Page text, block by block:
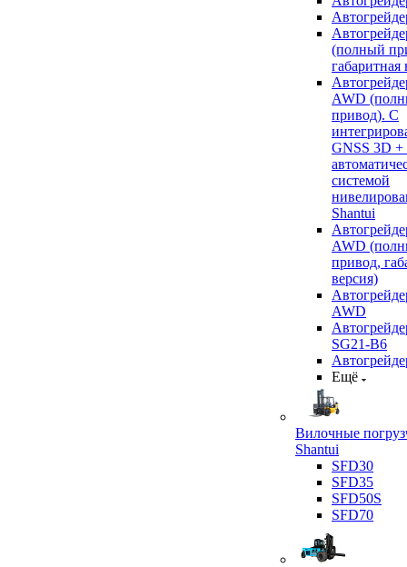
(полный
габаритная
AWD
привод). С
GNSS 3D +
системой
Shantui
AWD
привод,
версия)
AWD
SG21-B6
Ещё
Вилочные
Shantui
SFD30
SFD35
SFD50S
SFD70